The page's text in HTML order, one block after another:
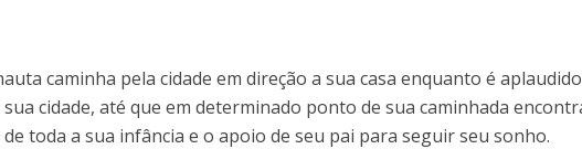
caminha pela cidade em direção a sua casa enquanto é
cidade, até que em determinado ponto de sua caminhada
toda a sua infância e o apoio de seu pai para seguir seu sonho.